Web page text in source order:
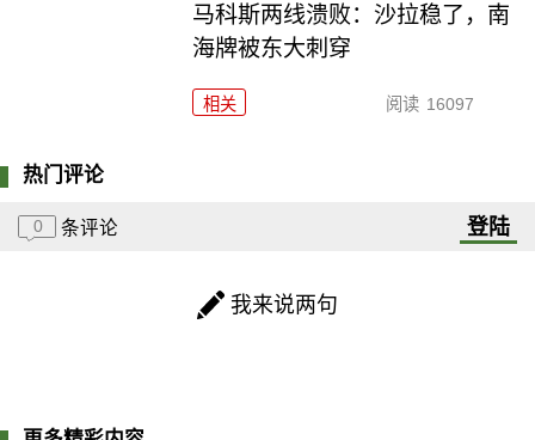
马科斯两线溃败：沙拉稳了，南
海牌被东大刺穿
相关 阅读 16097
热门评论
0 条评论 登陆
我来说两句